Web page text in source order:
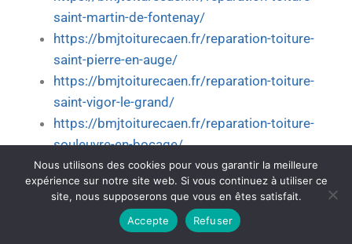
saint-martin-de-fontenay/
https://bmjtoiturecaen.fr/reparation-toiture-
saint-pierre-en-auge/
https://bmjtoiturecaen.fr/reparation-toiture-
saint-vigor-le-grand/
https://bmjtoiturecaen.fr/reparation-toiture-
souleuvre-en-bocage/
https://bmjtoiturecaen.fr/reparation-toiture-
thue-et-mue/
https://bmjtoiturecaen.fr/reparation-toiture-
trouville-sur-mer/
Nous utilisons des cookies pour vous garantir la meilleure
expérience sur notre site web. Si vous continuez à utiliser ce
site, nous supposerons que vous en êtes satisfait.
Accepte
Refuser